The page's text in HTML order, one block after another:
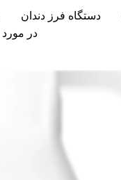
دستگاه فرز دندان
در مورد